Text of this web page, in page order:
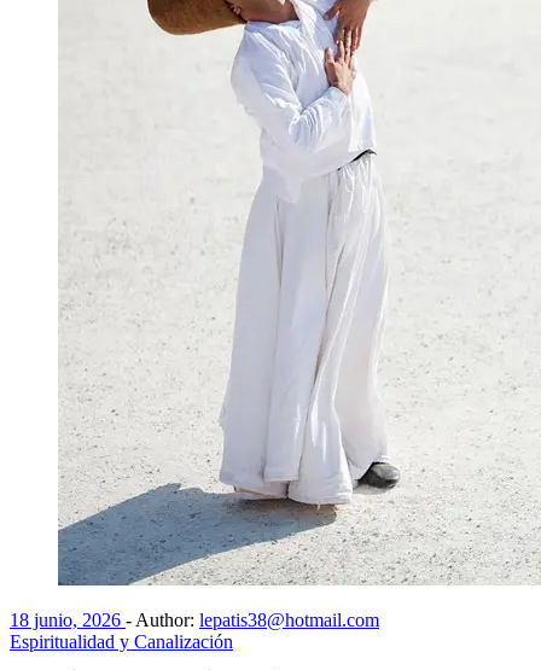
18 junio, 2026 - Author: lepatis38@hotmail.com
Espiritualidad y Canalización